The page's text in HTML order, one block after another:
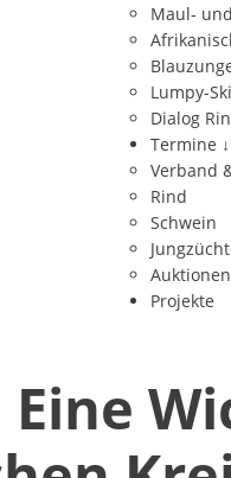
Maul-
Lumpy-
Dialog
Termine ↓
Verband
Rind
Schwein
Auktionen
Projekte